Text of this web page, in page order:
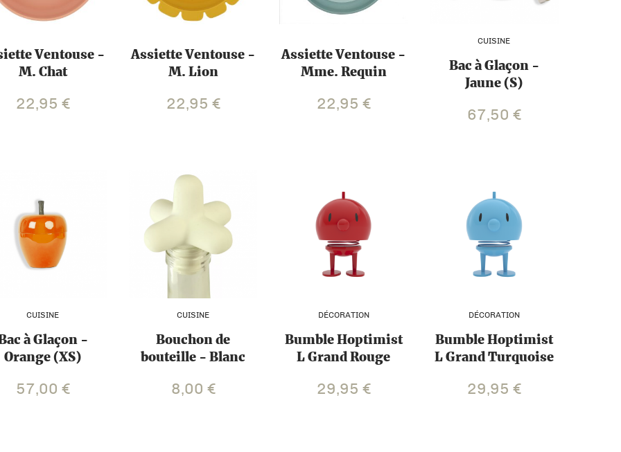
Ventouse -
M. Chat
22,95 €
Assiette Ventouse -
M. Lion
22,95 €
Assiette Ventouse -
Mme. Requin
22,95 €
CUISINE
Bac à Glaçon -
Jaune (S)
67,50 €
CUISINE
à Glaçon -
Orange (XS)
57,00 €
CUISINE
Bouchon de
bouteille - Blanc
8,00 €
DÉCORATION
Bumble Hoptimist
L Grand Rouge
29,95 €
DÉCORATION
Bumble Hoptimist
L Grand Turquoise
29,95 €